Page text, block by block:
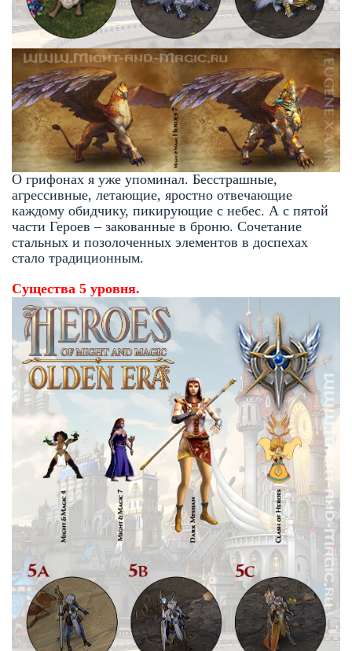
О грифонах я уже упоминал. Бесстрашные,
агрессивные, летающие, яростно отвечающие
каждому обидчику, пикирующие с небес. А с пятой
части Героев – закованные в броню. Сочетание
стальных и позолоченных элементов в доспехах
стало традиционным.
Существа 5 уровня.